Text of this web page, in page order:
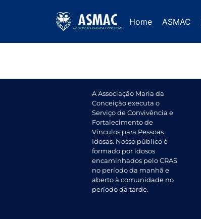
Home ASMAC
Maio 2022
A Associação Maria da
Conceição executa o
Serviço de Convivência e
Fortalecimento de
Vínculos para Pessoas
Idosas. Nosso público é
formado por idosos
encaminhados pelo CRAS
no período da manhã e
aberto à comunidade no
período da tarde.